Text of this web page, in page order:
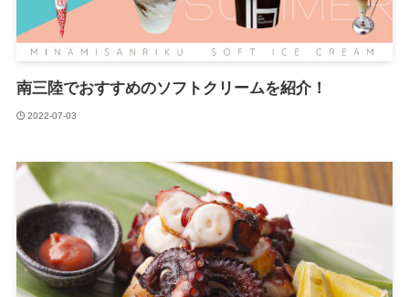
南三陸でおすすめのソフトクリームを紹介！
2022-07-03